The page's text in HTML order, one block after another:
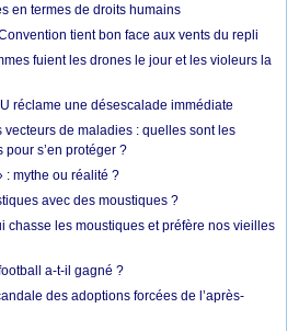
en termes de droits humains
tient bon face aux vents du repli
fuient les drones le jour et les violeurs la
réclame une désescalade immédiate
vecteurs de maladies : quelles sont les
s’en protéger ?
: mythe ou réalité ?
avec des moustiques ?
chasse les moustiques et préfère nos vieilles
a-t-il gagné ?
des adoptions forcées de l’après-